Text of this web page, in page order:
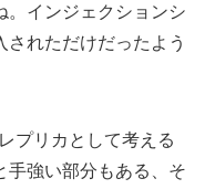
。インジェクションシ
れただけだったよう
プリカとして考える
手強い部分もある、そ